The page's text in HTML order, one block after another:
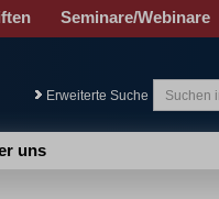
Seminare/Webinare
Erweiterte Suche
uns